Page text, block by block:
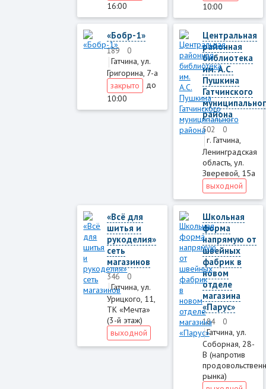
16:00
10:00
«Бобр-1»
189 0
Гатчина, ул.
Григорина, 7-а
закрыто
до
10:00
Центральная
районная
библиотека
им. А.С.
Пушкина
Гатчинского
района
502 0
г. Гатчина,
Ленинградская
область, ул.
Зверевой, 15а
выходной
«Всё для
шитья и
рукоделия»
сеть
магазинов
346 0
Гатчина, ул.
Урицкого, 11,
ТК «Мечта»
(3-й этаж)
выходной
Школьная
форма
напрямую от
швейных
фабрик в
новом
отделе
магазина
«Парус»
184 0
Гатчина, ул.
Соборная, 28-
В (напротив
pынка)